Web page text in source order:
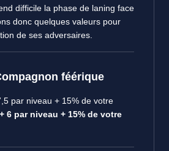
difficile la phase de laning face
donc quelques valeurs pour
de ses adversaires.
féérique
par niveau + 15% de votre
6 par niveau + 15% de votre